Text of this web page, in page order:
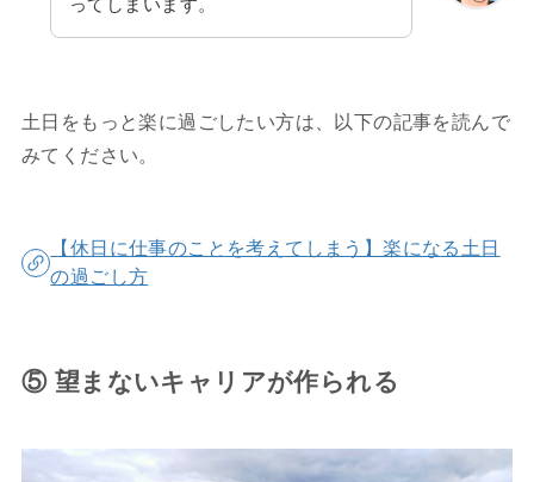
ってしまいます。
土日をもっと楽に過ごしたい方は、以下の記事を読んで
みてください。
【休日に仕事のことを考えてしまう】楽になる土日
の過ごし方
⑤ 望まないキャリアが作られる